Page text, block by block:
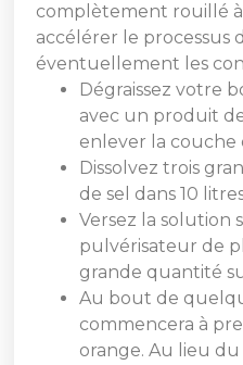
complètement rouillé à
accélérer le processus
éventuellement les
Dégraissez votre
avec un produit
enlever la couche
Dissolvez trois
de sel dans 10
Versez la solution
pulvérisateur de
grande quantité
Au bout de
commencera à
orange. Au lieu du